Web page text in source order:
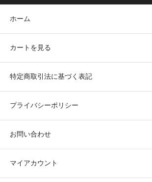
ホーム
カートを見る
特定商取引法に基づく表記
プライバシーポリシー
お問い合わせ
マイアカウント